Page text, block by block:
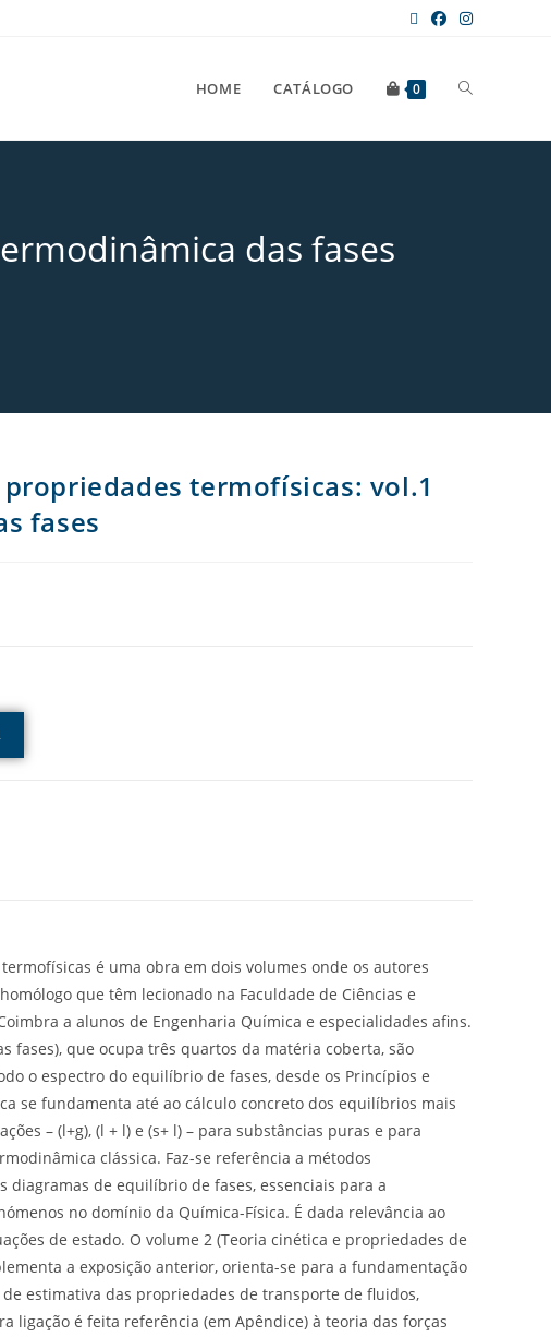
HOME CATÁLOGO 0
das fases
termofísicas: vol.1
fases
é uma obra em dois volumes onde os autores
que têm lecionado na Faculdade de Ciências e
a alunos de Engenharia Química e especialidades afins.
fases), que ocupa três quartos da matéria coberta, são
o espectro do equilíbrio de fases, desde os Princípios e
se fundamenta até ao cálculo concreto dos equilíbrios mais
– (l+g), (l + l) e (s+ l) – para substâncias puras e para
clássica. Faz-se referência a métodos
diagramas de equilíbrio de fases, essenciais para a
no domínio da Química-Física. É dada relevância ao
de estado. O volume 2 (Teoria cinética e propriedades de
a exposição anterior, orienta-se para a fundamentação
estimativa das propriedades de transporte de fluidos,
ligação é feita referência (em Apêndice) à teoria das forças